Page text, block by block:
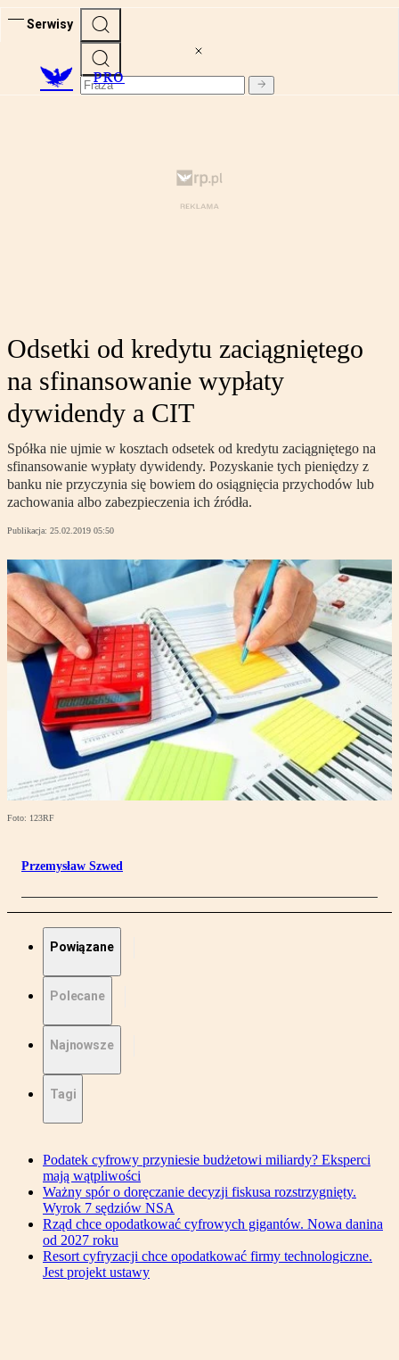
Serwisy
PRO
Odsetki od kredytu zaciągniętego
na sfinansowanie wypłaty
dywidendy a CIT
Spółka nie ujmie w kosztach odsetek od kredytu zaciągniętego na
sfinansowanie wypłaty dywidendy. Pozyskanie tych pieniędzy z
banku nie przyczynia się bowiem do osiągnięcia przychodów lub
zachowania albo zabezpieczenia ich źródła.
Publikacja: 25.02.2019 05:50
Foto: 123RF
Przemysław Szwed
Powiązane
Polecane
Najnowsze
Tagi
Podatek cyfrowy przyniesie budżetowi miliardy? Eksperci
mają wątpliwości
Ważny spór o doręczanie decyzji fiskusa rozstrzygnięty.
Wyrok 7 sędziów NSA
Rząd chce opodatkować cyfrowych gigantów. Nowa danina
od 2027 roku
Resort cyfryzacji chce opodatkować firmy technologiczne.
Jest projekt ustawy